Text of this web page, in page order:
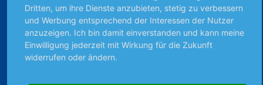
Schutz persönlicher Daten
Sicher mit SSL-Verschlüsselung
Dritten, um ihre Dienste anzubieten, stetig zu verbessern
und Werbung entsprechend der Interessen der Nutzer
anzuzeigen. Ich bin damit einverstanden und kann meine
Einwilligung jederzeit mit Wirkung für die Zukunft
widerrufen oder ändern.